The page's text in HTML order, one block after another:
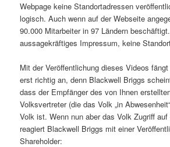
Webpage keine Standortadressen
logisch. Auch wenn auf der Webseite
90.000 Mitarbeiter in 97 Ländern
aussagekräftiges Impressum, keine
Mit der Veröffentlichung dieses Videos
erst richtig an, denn Blackwell Briggs
dass der Empfänger des von Ihnen
Volksvertreter (die das Volk „in
Volk ist. Wenn nun aber das Volk Zugriff
reagiert Blackwell Briggs mit einer
Shareholder: